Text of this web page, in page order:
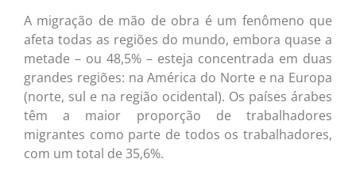
A migração de mão de obra é um fenômeno que
afeta todas as regiões do mundo, embora quase a
metade – ou 48,5% – esteja concentrada em duas
grandes regiões: na América do Norte e na Europa
(norte, sul e na região ocidental). Os países árabes
têm a maior proporção de trabalhadores
migrantes como parte de todos os trabalhadores,
com um total de 35,6%.